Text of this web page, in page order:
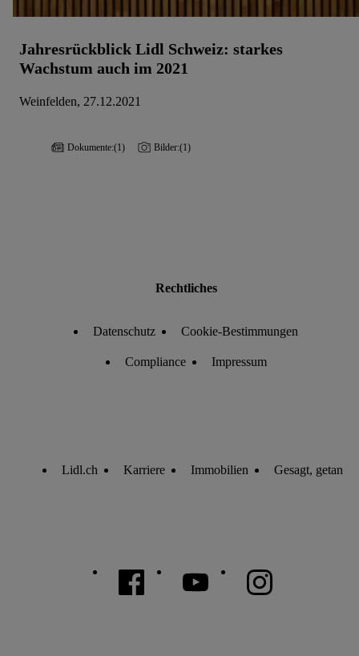
Jahresrückblick Lidl Schweiz: starkes
Wachstum auch im 2021
Weinfelden, 27.12.2021
Dokumente:(1) Bilder:(1)
Rechtliches
Datenschutz Cookie-Bestimmungen
Compliance Impressum
Lidl.ch Karriere Immobilien Gesagt, getan